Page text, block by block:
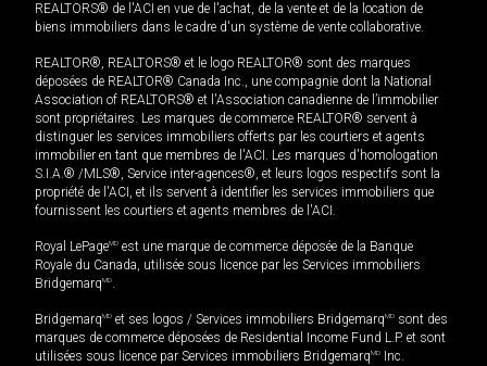
REALTORS® de l'ACI en vue de l'achat, de la vente et de la location de
biens immobiliers dans le cadre d'un système de vente collaborative.
REALTOR®, REALTORS® et le logo REALTOR® sont des marques
déposées de REALTOR® Canada Inc., une compagnie dont la National
Association of REALTORS® et l'Association canadienne de l’immobilier
sont propriétaires. Les marques de commerce REALTOR® servent à
distinguer les services immobiliers offerts par les courtiers et agents
immobilier en tant que membres de l'ACI. Les marques d'homologation
S.I.A.® /MLS®, Service inter-agences®, et leurs logos respectifs sont la
propriété de l'ACI, et ils servent à identifier les services immobiliers que
fournissent les courtiers et agents membres de l'ACI.
Royal LePageMD est une marque de commerce déposée de la Banque
Royale du Canada, utilisée sous licence par les Services immobiliers
BridgemarqMD.
BridgemarqMD et ses logos / Services immobiliers BridgemarqMD sont des
marques de commerce déposées de Residential Income Fund L.P. et sont
utilisées sous licence par Services immobiliers BridgemarqMD Inc.